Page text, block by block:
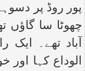
پور روڈ پر
چھوٹا سا گاؤں
آباد تھے۔ ایک
الوداع کہا